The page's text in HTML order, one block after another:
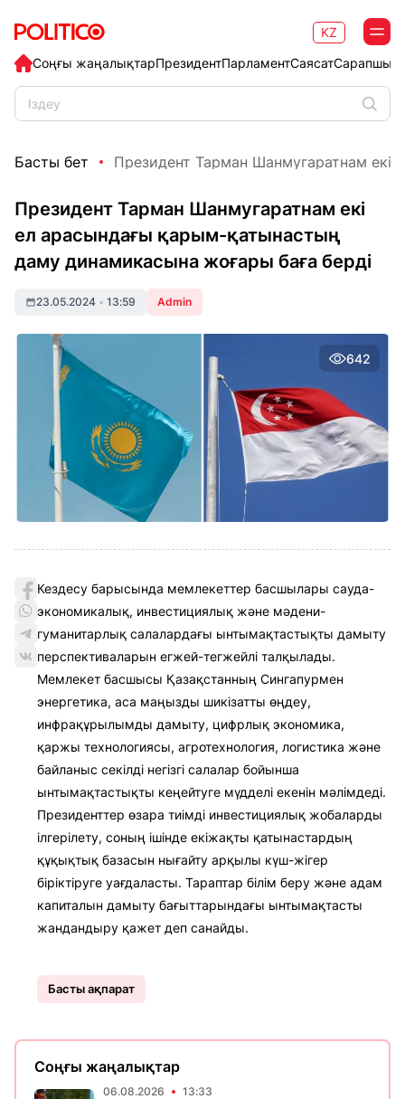
Соңғы жаңалықтарПрезидентПарламентСаясат
KZ
Басты бет Президент Тарман Шанмугаратнам екі
Президент Тарман Шанмугаратнам екі
ел арасындағы қарым-қатынастың
даму динамикасына жоғары баға берді
23.05.2024 • 13:59 Admin
642
Кездесу барысында мемлекеттер басшылары сауда-
экономикалық, инвестициялық және мәдени-
гуманитарлық салалардағы ынтымақтастықты дамыту
перспективаларын егжей-тегжейлі талқылады.
Мемлекет басшысы Қазақстанның Сингапурмен
энергетика, аса маңызды шикізатты өңдеу,
инфрақұрылымды дамыту, цифрлық экономика,
қаржы технологиясы, агротехнология, логистика және
байланыс секілді негізгі салалар бойынша
ынтымақтастықты кеңейтуге мүдделі екенін мәлімдеді.
Президенттер өзара тиімді инвестициялық жобаларды
ілгерілету, соның ішінде екіжақты қатынастардың
құқықтық базасын нығайту арқылы күш-жігер
біріктіруге уағдаласты. Тараптар білім беру және адам
капиталын дамыту бағыттарындағы ынтымақтасты
жандандыру қажет деп санайды.
Басты ақпарат
Соңғы жаңалықтар
06.08.2026 13:33